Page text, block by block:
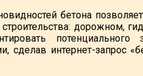
бетона
строительства: дорожном,
сделав интернет-запрос